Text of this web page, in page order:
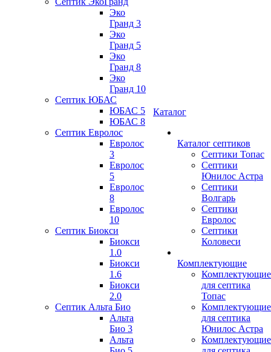
Эко
Гранд 3
Эко
Гранд 5
Эко
Гранд 8
Эко
Гранд 10
Септик ЮБАС
ЮБАС 5
ЮБАС 8
Септик Евролос
Евролос
3
Евролос
5
Евролос
8
Евролос
10
Септик Биокси
Биокси
1.0
Биокси
1.6
Биокси
2.0
Септик Альта Био
Альта
Био 3
Альта
Каталог
Каталог септиков
Септики Топас
Септики
Юнилос Астра
Септики
Волгарь
Септики
Евролос
Септики
Коловеси
Комплектующие
Комплектующие
для септика
Топас
Комплектующие
для септика
Юнилос Астра
Комплектующие